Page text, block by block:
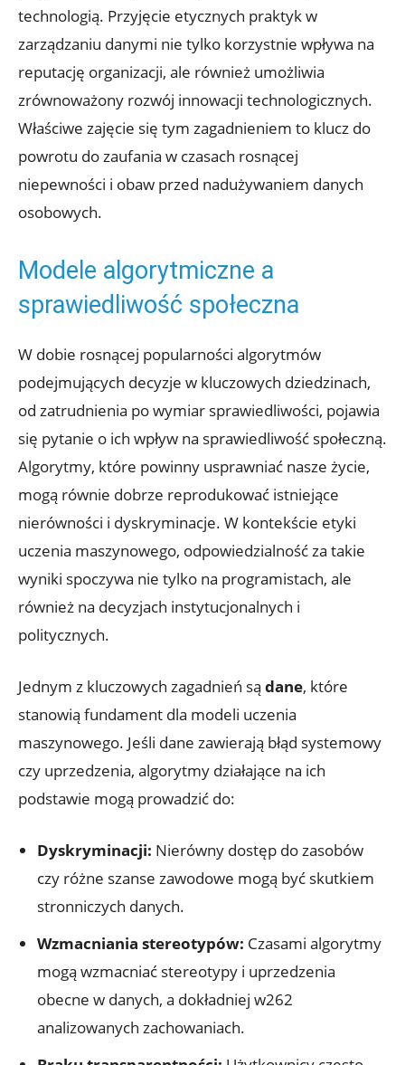
technologią. Przyjęcie etycznych praktyk w
zarządzaniu danymi nie tylko korzystnie wpływa na
reputację organizacji, ale również umożliwia
zrównoważony rozwój innowacji technologicznych.
Właściwe zajęcie się tym zagadnieniem to klucz do
powrotu do zaufania w czasach rosnącej
niepewności i obaw przed nadużywaniem danych
osobowych.
Modele algorytmiczne a
sprawiedliwość społeczna
W dobie rosnącej popularności algorytmów
podejmujących decyzje w kluczowych dziedzinach,
od zatrudnienia po wymiar sprawiedliwości, pojawia
się pytanie o ich wpływ na sprawiedliwość społeczną.
Algorytmy, które powinny usprawniać nasze życie,
mogą równie dobrze reprodukować istniejące
nierówności i dyskryminacje. W kontekście etyki
uczenia maszynowego, odpowiedzialność za takie
wyniki spoczywa nie tylko na programistach, ale
również na decyzjach instytucjonalnych i
politycznych.
Jednym z kluczowych zagadnień są dane, które
stanowią fundament dla modeli uczenia
maszynowego. Jeśli dane zawierają błąd systemowy
czy uprzedzenia, algorytmy działające na ich
podstawie mogą prowadzić do:
Dyskryminacji: Nierówny dostęp do zasobów
czy różne szanse zawodowe mogą być skutkiem
stronniczych danych.
Wzmacniania stereotypów: Czasami algorytmy
mogą wzmacniać stereotypy i uprzedzenia
obecne w danych, a dokładniej w262
analizowanych zachowaniach.